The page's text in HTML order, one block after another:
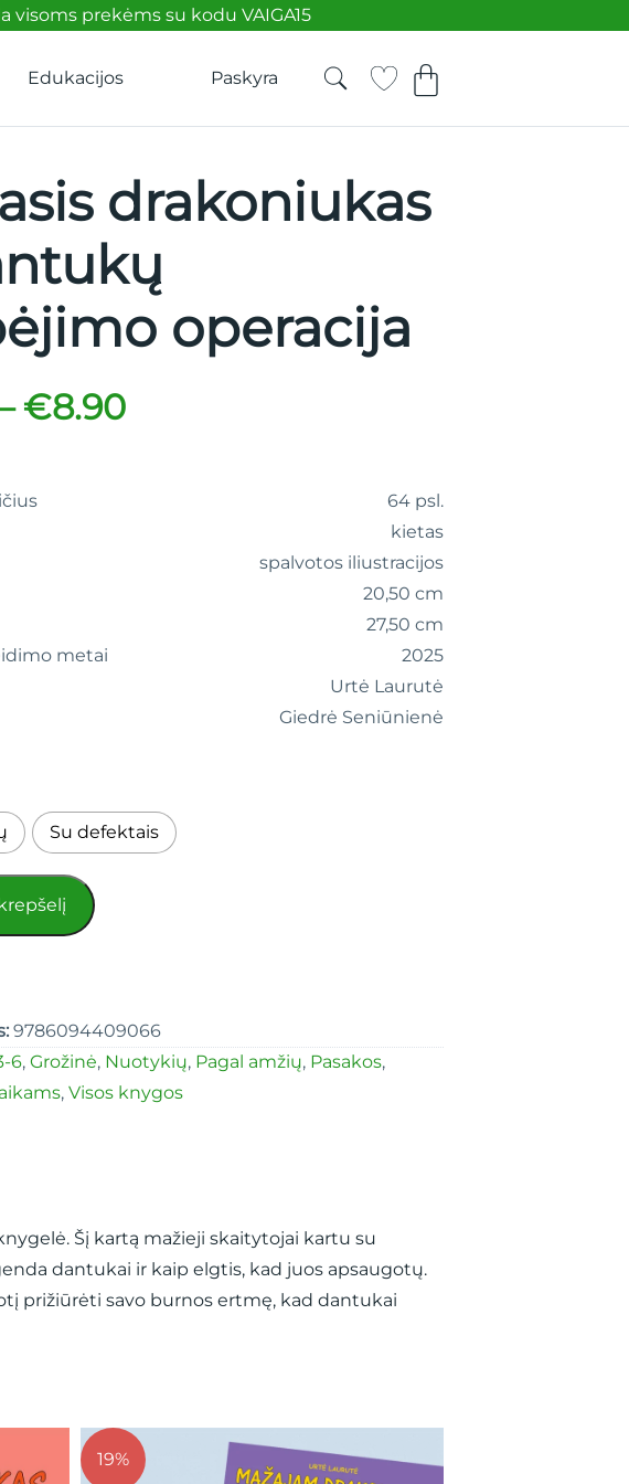
visoms prekėms su kodu VAIGA15
Edukacijos Paskyra
drakoniukas
operacija
€8.90
64 psl.
kietas
spalvotos iliustracijos
20,50 cm
27,50 cm
metai
2025
Urtė Laurutė
Giedrė Seniūnienė
Su defektais
9786094409066
6, Grožinė, Nuotykių, Pagal amžių, Pasakos,
, Visos knygos
Šį kartą mažieji skaitytojai kartu su
dantukai ir kaip elgtis, kad juos apsaugotų.
prižiūrėti savo burnos ertmę, kad dantukai